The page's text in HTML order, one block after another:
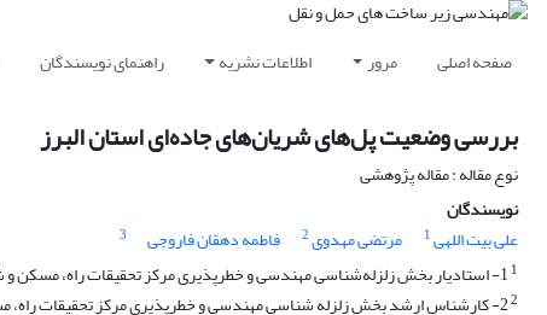
صفحه اصلی مرور اطلاعات نشریه راهنمای نویسندگان
بررسی وضعیت پل‌های شریان‌های جاده‌ای استان البرز
نوع مقاله : مقاله پژوهشی
نویسندگان
علی بیت اللهی1 مرتضی مهدوی2 فاطمه دهقان فاروجی
3
1
2